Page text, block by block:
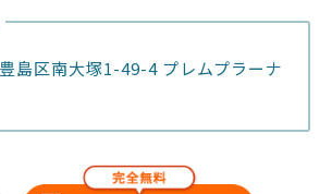
島区南大塚1-49-4 プレムプラーナ